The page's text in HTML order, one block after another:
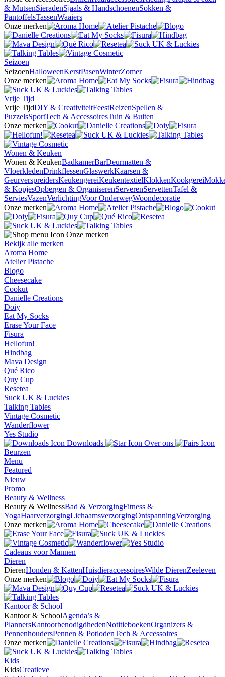
& MutsenSieradenSjaals & HandschoenenSokken &
PantoffelsTassenWaaiers
Onze merken
Seizoen
SeizoenHalloweenKerstPasenWinterZomer
Onze merken
Vrije Tijd
Vrije TijdDIY & CreativiteitFeestReizenSpellen &
PuzzelsSportTech & AccessoiresTuin & Buiten
Onze merken
Wonen & Keuken
Wonen & KeukenBadkamerBarDeurmatten &
VloerkledenDrinkflessenGlaswerkKaarsen &
GeurverspreidersKeukengereiKeukentextielKlokkenKookgerei
& KopjesOpbergen & OrganiserenServerenServettenTafel &
ServiesVazenVerlichtingVoor OnderwegWoondecoratie
Onze merken
Onze merken
Bekijk alle merken
Aroma Home
Atelier Pistache
Blogo
Cheesecake
Cookut
Danielle Creations
Doiy
Eat My Socks
Erase Your Face
Fisura
Hellofun!
Hindbag
Mava Design
Qué Rico
Quy Cup
Resetea
Suck UK & Luckies
Talking Tables
Vintage Cosmetic
Wanderflower
Yes Studio
Downloads
Over ons
Beurzen
Menu
Featured
Nieuw
Promo
Beauty & Wellness
Beauty & WellnessBad & VerzorgingFitness &
YogaHaarverzorgingLichaamsverzorgingOntspanningVerzorging
Onze merken
Cadeaus voor Mannen
Dieren
DierenHonden & KattenHuisdieraccessoiresWilde DierenZeeleven
Onze merken
Kantoor & School
Kantoor & SchoolAgenda’s &
PlannersKantoorbenodigdhedenNotitieboekenOrganizers &
PennenhoudersPennen & PotlodenTech & Accessoires
Onze merken
Kids
KidsCreatieve